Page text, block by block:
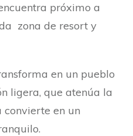
próximo a
zona de resort y
en un pueblo
ligera, que atenúa la
convierte en un